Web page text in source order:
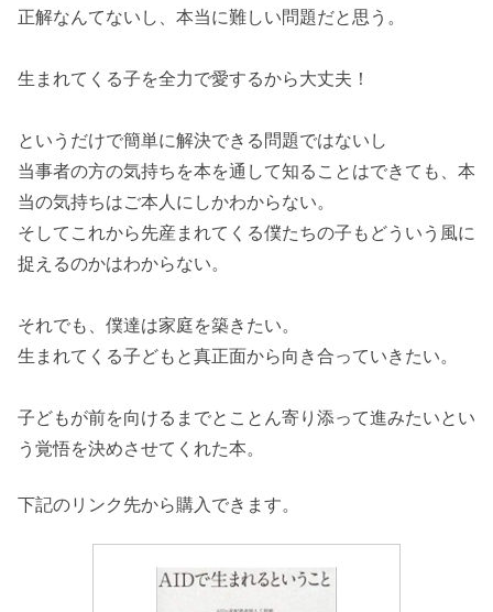
正解なんてないし、本当に難しい問題だと思う。
生まれてくる子を全力で愛するから大丈夫！
というだけで簡単に解決できる問題ではないし
当事者の方の気持ちを本を通して知ることはできても、本
当の気持ちはご本人にしかわからない。
そしてこれから先産まれてくる僕たちの子もどういう風に
捉えるのかはわからない。
それでも、僕達は家庭を築きたい。
生まれてくる子どもと真正面から向き合っていきたい。
子どもが前を向けるまでとことん寄り添って進みたいとい
う覚悟を決めさせてくれた本。
下記のリンク先から購入できます。